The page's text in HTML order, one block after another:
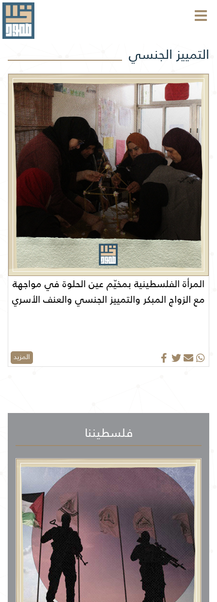
التمييز الجنسي
المرأة الفلسطينية بمخيّم عين الحلوة في مواجهة
مع الزواج المبكر والتمييز الجنسي والعنف الأسري
المزيد
فلسطيننا